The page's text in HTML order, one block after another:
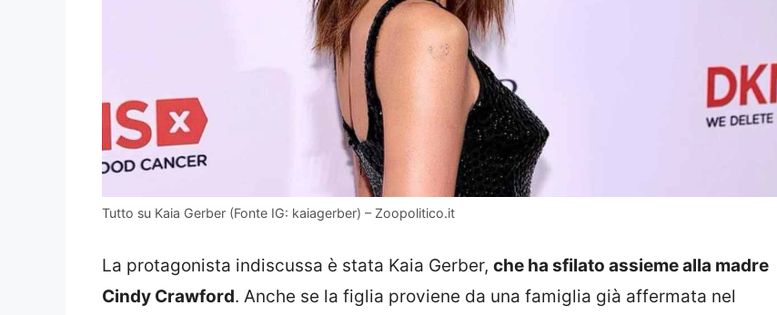
Tutto su Kaia Gerber (Fonte IG: kaiagerber) – Zoopolitico.it
La protagonista indiscussa è stata Kaia Gerber, che ha sfilato assieme alla madre
Cindy Crawford. Anche se la figlia proviene da una famiglia già affermata nel